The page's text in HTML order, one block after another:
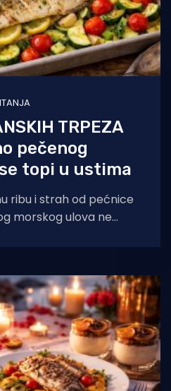
TRPEZA
pečenog
topi u ustima
ribu i strah od pećnice
morskog ulova ne